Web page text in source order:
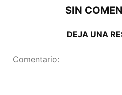
SIN
DEJA UNA